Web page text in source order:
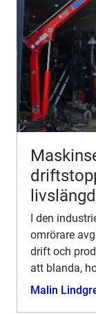
I den
omrörare
drift och
att blanda,
Malin